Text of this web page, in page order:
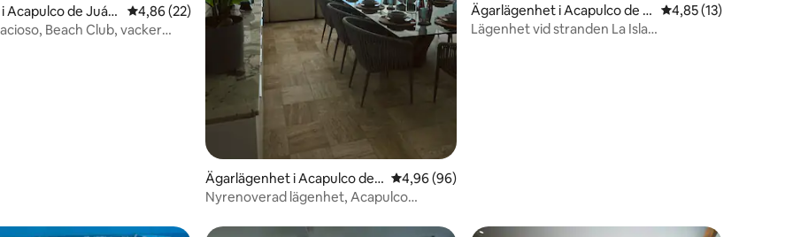
betyg, 74 omdömen
Acapulco de Juár
4,86 av 5 i genomsnittligt betyg, 22 omdömen
4,86 (22)
Beach Club, vacker
Ägarlägenhet i Acapulco de J
uárez
4,96 av 5 i genomsnittligt betyg, 96 omdömen
4,96 (96)
Nyrenoverad lägenhet, Acapulco
Ägarlägenhet i Acapulco de J
uárez
4,85 av 5 i
4,85 (13)
Lägenhet vid stranden La Isla